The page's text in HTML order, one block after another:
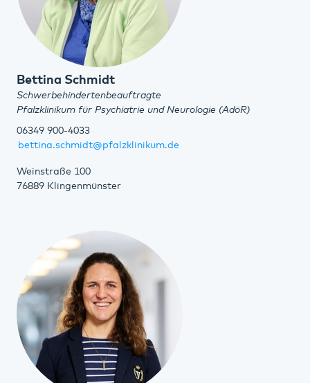
Bettina Schmidt
Schwerbehindertenbeauftragte
Pfalzklinikum für Psychiatrie und Neurologie (AdöR)
06349 900-4033
bettina.schmidt@pfalzklinikum.de
Weinstraße 100
76889 Klingenmünster